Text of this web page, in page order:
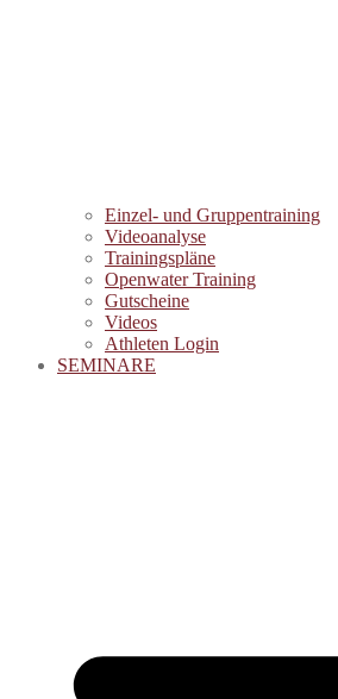
Einzel- und Gruppentraining
Videoanalyse
Trainingspläne
Openwater Training
Gutscheine
Videos
Athleten Login
SEMINARE